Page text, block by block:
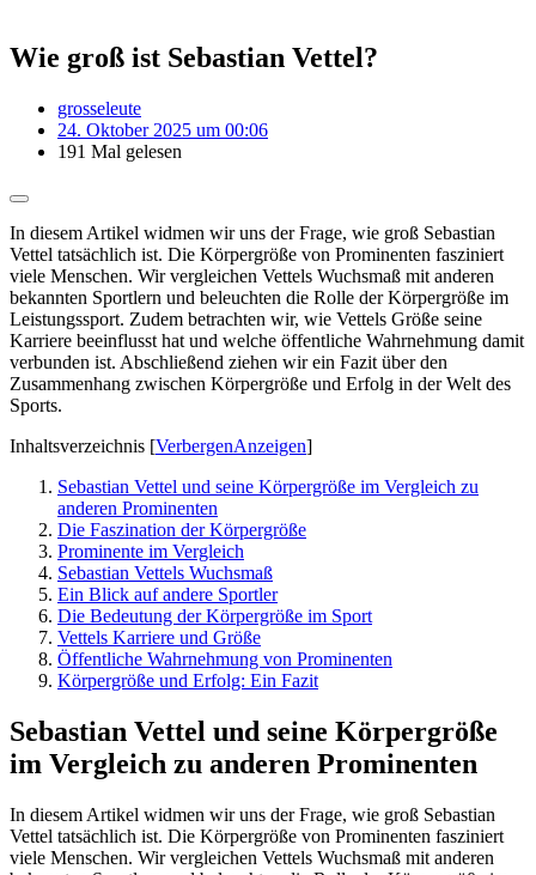
Wie groß ist Sebastian Vettel?
grosseleute
24. Oktober 2025 um 00:06
191 Mal gelesen
In diesem Artikel widmen wir uns der Frage, wie groß Sebastian
Vettel tatsächlich ist. Die Körpergröße von Prominenten fasziniert
viele Menschen. Wir vergleichen Vettels Wuchsmaß mit anderen
bekannten Sportlern und beleuchten die Rolle der Körpergröße im
Leistungssport. Zudem betrachten wir, wie Vettels Größe seine
Karriere beeinflusst hat und welche öffentliche Wahrnehmung damit
verbunden ist. Abschließend ziehen wir ein Fazit über den
Zusammenhang zwischen Körpergröße und Erfolg in der Welt des
Sports.
Inhaltsverzeichnis [VerbergenAnzeigen]
Sebastian Vettel und seine Körpergröße im Vergleich zu
anderen Prominenten
Die Faszination der Körpergröße
Prominente im Vergleich
Sebastian Vettels Wuchsmaß
Ein Blick auf andere Sportler
Die Bedeutung der Körpergröße im Sport
Vettels Karriere und Größe
Öffentliche Wahrnehmung von Prominenten
Körpergröße und Erfolg: Ein Fazit
Sebastian Vettel und seine Körpergröße
im Vergleich zu anderen Prominenten
In diesem Artikel widmen wir uns der Frage, wie groß Sebastian
Vettel tatsächlich ist. Die Körpergröße von Prominenten fasziniert
viele Menschen. Wir vergleichen Vettels Wuchsmaß mit anderen